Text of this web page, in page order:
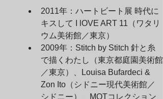
2011年：ハートビート展 時代に
キスして I lOVE ART 11（ワタリ
ウム美術館／東京）
2009年：Stitch by Stitch 針と糸
で描くわたし（東京都庭園美術館
／東京）、Louisa Bufardeci &
Zon Ito（シドニー現代美術館／
シドニー）、MOTコレクション